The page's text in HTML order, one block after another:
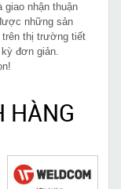
giao nhận thuận
những sản
trên thị trường tiết
đơn giản.
HÀNG